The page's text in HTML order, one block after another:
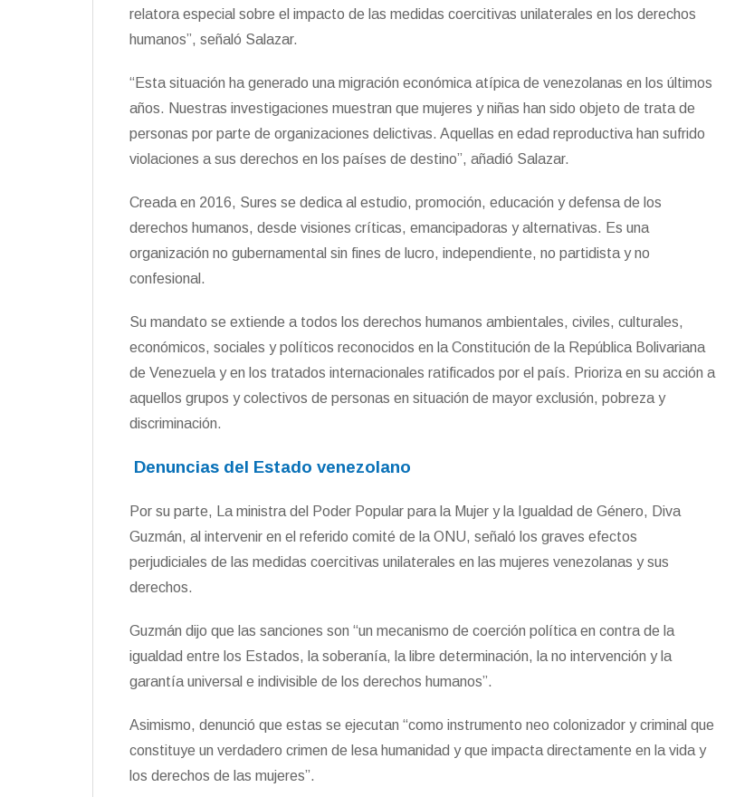
relatora especial sobre el impacto de las medidas coercitivas unilaterales en los derechos
humanos”, señaló Salazar.
“Esta situación ha generado una migración económica atípica de venezolanas en los últimos
años. Nuestras investigaciones muestran que mujeres y niñas han sido objeto de trata de
personas por parte de organizaciones delictivas. Aquellas en edad reproductiva han sufrido
violaciones a sus derechos en los países de destino”, añadió Salazar.
Creada en 2016, Sures se dedica al estudio, promoción, educación y defensa de los
derechos humanos, desde visiones críticas, emancipadoras y alternativas. Es una
organización no gubernamental sin fines de lucro, independiente, no partidista y no
confesional.
Su mandato se extiende a todos los derechos humanos ambientales, civiles, culturales,
económicos, sociales y políticos reconocidos en la Constitución de la República Bolivariana
de Venezuela y en los tratados internacionales ratificados por el país. Prioriza en su acción a
aquellos grupos y colectivos de personas en situación de mayor exclusión, pobreza y
discriminación.
Denuncias del Estado venezolano
Por su parte, La ministra del Poder Popular para la Mujer y la Igualdad de Género, Diva
Guzmán, al intervenir en el referido comité de la ONU, señaló los graves efectos
perjudiciales de las medidas coercitivas unilaterales en las mujeres venezolanas y sus
derechos.
Guzmán dijo que las sanciones son “un mecanismo de coerción política en contra de la
igualdad entre los Estados, la soberanía, la libre determinación, la no intervención y la
garantía universal e indivisible de los derechos humanos”.
Asimismo, denunció que estas se ejecutan “como instrumento neo colonizador y criminal que
constituye un verdadero crimen de lesa humanidad y que impacta directamente en la vida y
los derechos de las mujeres”.